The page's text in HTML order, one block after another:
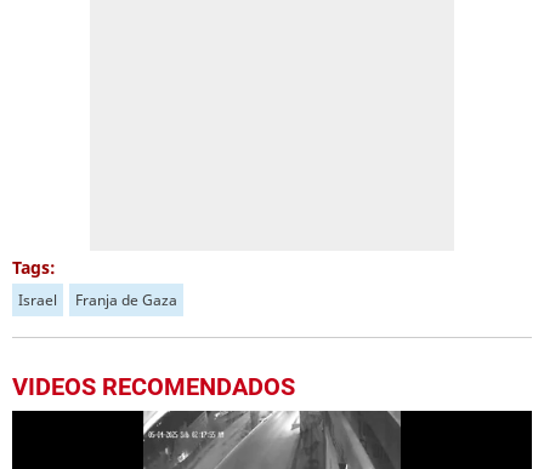
Tags:
Israel Franja de Gaza
VIDEOS RECOMENDADOS